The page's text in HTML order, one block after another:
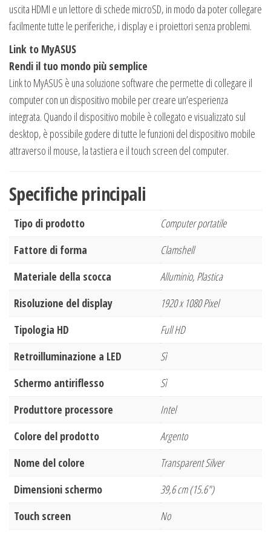
uscita HDMI e un lettore di schede microSD, in modo da poter collegare
facilmente tutte le periferiche, i display e i proiettori senza problemi.
Link to MyASUS
Rendi il tuo mondo più semplice
Link to MyASUS è una soluzione software che permette di collegare il
computer con un dispositivo mobile per creare un’esperienza
integrata. Quando il dispositivo mobile è collegato e visualizzato sul
desktop, è possibile godere di tutte le funzioni del dispositivo mobile
attraverso il mouse, la tastiera e il touch screen del computer.
Specifiche principali
Tipo di prodotto
Computer portatile
Fattore di forma
Clamshell
Materiale della scocca
Alluminio, Plastica
Risoluzione del display
1920 x 1080 Pixel
Tipologia HD
Full HD
Retroilluminazione a LED
Sì
Schermo antiriflesso
Sì
Produttore processore
Intel
Colore del prodotto
Argento
Nome del colore
Transparent Silver
Dimensioni schermo
39,6 cm (15.6")
Touch screen
No